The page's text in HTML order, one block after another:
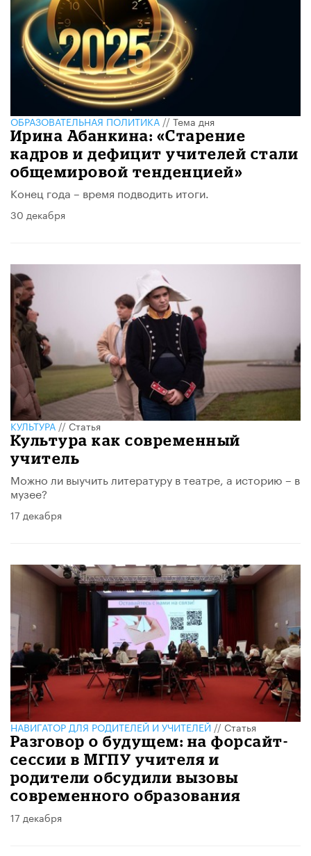
ОБРАЗОВАТЕЛЬНАЯ ПОЛИТИКА//Тема дня
Ирина Абанкина: «Старение
кадров и дефицит учителей стали
общемировой тенденцией»
Конец года – время подводить итоги.
30 декабря
КУЛЬТУРА//Статья
Культура как современный
учитель
Можно ли выучить литературу в театре, а историю – в
музее?
17 декабря
НАВИГАТОР ДЛЯ РОДИТЕЛЕЙ И УЧИТЕЛЕЙ//Статья
Разговор о будущем: на форсайт-
сессии в МГПУ учителя и
родители обсудили вызовы
современного образования
17 декабря